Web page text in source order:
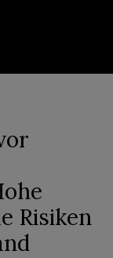
Risiken